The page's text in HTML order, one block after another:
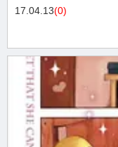
17.04.13(0)